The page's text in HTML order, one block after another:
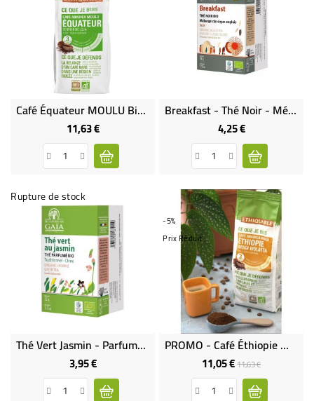
Café Équateur MOULU Bio & Équitable - 250 G
11,63 €Prix
Breakfast - Thé Noir - Mélange Traditionnel - Inde - Bio & Demeter & Équitable
4,25 €Prix
Rupture de stock
Thé Vert Jasmin - Parfumé - Traditionnel Bio & Équitable
3,95 €Prix
-5%
Prix Réduit
PROMO - Café Éthiopie Moka Wolayta MOULU Bio & Équitable
11,05 €Prix
de
base
11,63 €Prix